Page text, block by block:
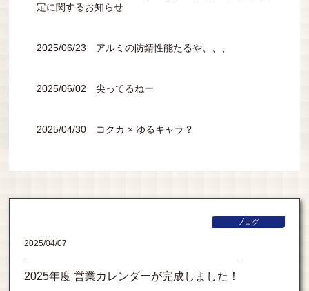
定に関するお知らせ
2025/06/23 アルミの防錆性能たるや、、、
2025/06/02 尖ってるねー
2025/04/30 コクカ × ゆるキャラ？
ブログ
2025/04/07
2025年度 営業カレンダーが完成しました！